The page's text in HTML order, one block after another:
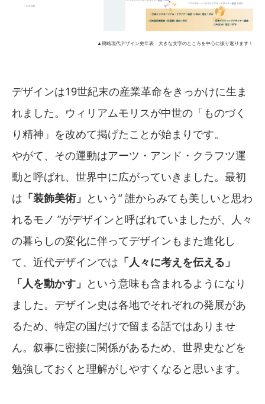
▲簡略現代デザイン史年表 大きな文字のところを中心に振り返ります！
デザインは19世紀末の産業革命をきっかけに生ま
れました。ウィリアムモリスが中世の「ものづく
り精神」を改めて掲げたことが始まりです。
やがて、その運動はアーツ・アンド・クラフツ運
動と呼ばれ、世界中に広がっていきました。最初
は 「装飾美術」 という“ 誰からみても美しいと思わ
れるモノ ”がデザインと呼ばれていましたが、人々
の暮らしの変化に伴ってデザインもまた進化し
て、近代デザインでは 「人々に考えを伝える」
「人を動かす」 という意味も含まれるようになり
ました。デザイン史は各地でそれぞれの発展があ
るため、特定の国だけで留まる話ではありませ
ん。叙事に密接に関係があるため、世界史などを
勉強しておくと理解がしやすくなると思います。